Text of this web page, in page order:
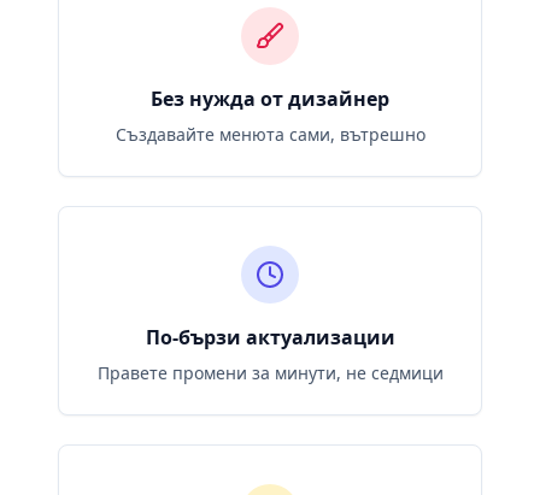
Без нужда от дизайнер
Създавайте менюта сами, вътрешно
По-бързи актуализации
Правете промени за минути, не седмици